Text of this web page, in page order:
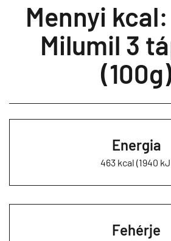
Mennyi
Milumil 3
Energia
463 kcal (1940
Fehérje